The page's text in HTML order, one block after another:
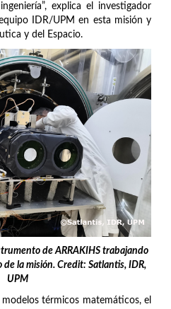
explica el investigador
IDR/UPM en esta misión y
y del Espacio.
de ARRAKIHS trabajando
la misión. Credit: Satlantis, IDR,
UPM
térmicos matemáticos, el